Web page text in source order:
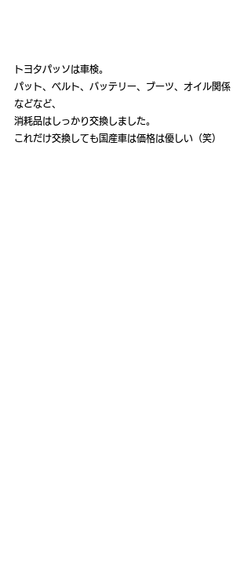
トヨタパッソは車検。
パット、ベルト、バッテリー、ブーツ、オイル関係
などなど、
消耗品はしっかり交換しました。
これだけ交換しても国産車は価格は優しい（笑）